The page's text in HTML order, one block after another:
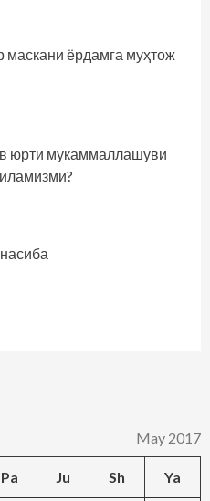
маскани ёрдамга муҳтож
юрти мукаммаллашуви
May 2017
Pa Ju Sh Ya